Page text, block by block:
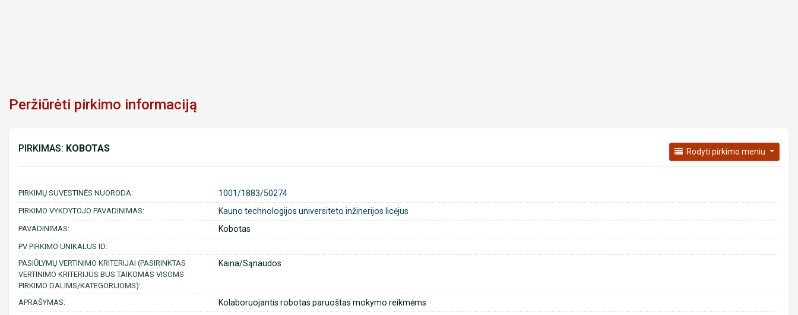
Peržiūrėti pirkimo informaciją
PIRKIMAS: KOBOTAS Rodyti pirkimo meniu
PIRKIMŲ SUVESTINĖS NUORODA: 1001/1883/50274
PIRKIMO VYKDYTOJO PAVADINIMAS: Kauno technologijos universiteto inžinerijos licėjus
PAVADINIMAS: Kobotas
PV PIRKIMO UNIKALUS ID:
PASIŪLYMŲ VERTINIMO KRITERIJAI (PASIRINKTAS
VERTINIMO KRITERIJUS BUS TAIKOMAS VISOMS
PIRKIMO DALIMS/KATEGORIJOMS):
Kaina/Sąnaudos
APRAŠYMAS: Kolaboruojantis robotas paruoštas mokymo reikmėms